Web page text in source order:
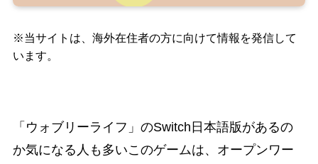
※当サイトは、海外在住者の方に向けて情報を発信して
います。
「ウォブリーライフ」のSwitch日本語版があるの
か気になる人も多いこのゲームは、オープンワー